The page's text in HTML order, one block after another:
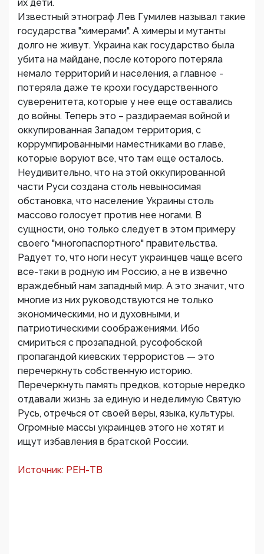
их дети.
Известный этнограф Лев Гумилев называл такие
государства "химерами". А химеры и мутанты
долго не живут. Украина как государство была
убита на майдане, после которого потеряла
немало территорий и населения, а главное -
потеряла даже те крохи государственного
суверенитета, которые у нее еще оставались
до войны. Теперь это – раздираемая войной и
оккупированная Западом территория, с
коррумпированными наместниками во главе,
которые воруют все, что там еще осталось.
Неудивительно, что на этой оккупированной
части Руси создана столь невыносимая
обстановка, что население Украины столь
массово голосует против нее ногами. В
сущности, оно только следует в этом примеру
своего "многопаспортного" правительства.
Радует то, что ноги несут украинцев чаще всего
все-таки в родную им Россию, а не в извечно
враждебный нам западный мир. А это значит, что
многие из них руководствуются не только
экономическими, но и духовными, и
патриотическими соображениями. Ибо
смириться с прозападной, русофобской
пропагандой киевских террористов — это
перечеркнуть собственную историю.
Перечеркнуть память предков, которые нередко
отдавали жизнь за единую и неделимую Святую
Русь, отречься от своей веры, языка, культуры.
Огромные массы украинцев этого не хотят и
ищут избавления в братской России.
Источник: РЕН-ТВ